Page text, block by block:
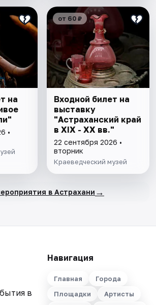
на
•
от 60 ₽
Входной билет на
выставку
"Астраханский край
в XIX - XX вв."
22 сентября 2026 •
вторник
Краеведческий музей
в Астрахани →
в
Навигация
Главная
Города
Площадки
Артисты